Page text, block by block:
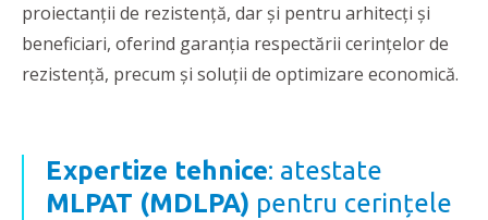
proiectanții de rezistență, dar și pentru arhitecți și
beneficiari, oferind garanția respectării cerințelor de
rezistență, precum și soluții de optimizare economică.
Expertize tehnice: atestate
MLPAT (MDLPA) pentru cerințele